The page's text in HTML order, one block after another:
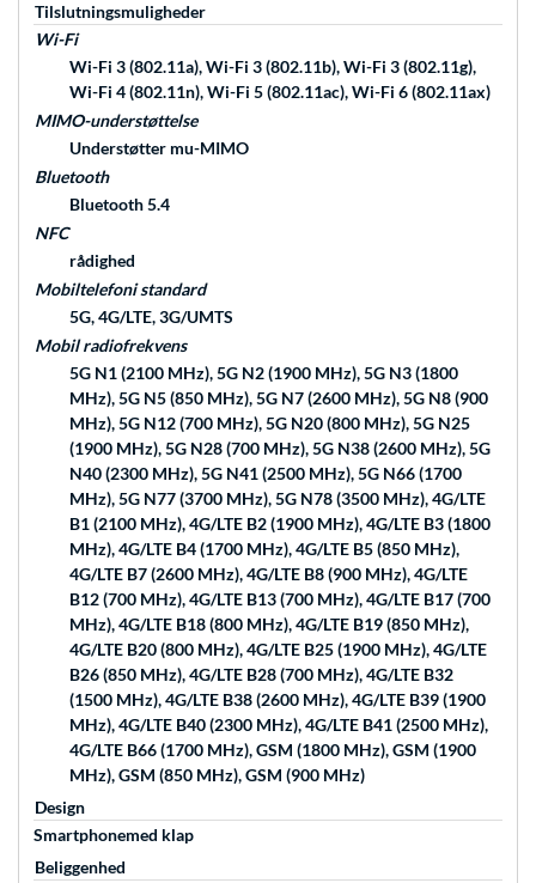
Tilslutningsmuligheder
Wi-Fi
Wi-Fi 3 (802.11a), Wi-Fi 3 (802.11b), Wi-Fi 3 (802.11g),
Wi-Fi 4 (802.11n), Wi-Fi 5 (802.11ac), Wi-Fi 6 (802.11ax)
MIMO-understøttelse
Understøtter mu-MIMO
Bluetooth
Bluetooth 5.4
NFC
rådighed
Mobiltelefoni standard
5G, 4G/LTE, 3G/UMTS
Mobil radiofrekvens
5G N1 (2100 MHz), 5G N2 (1900 MHz), 5G N3 (1800
MHz), 5G N5 (850 MHz), 5G N7 (2600 MHz), 5G N8 (900
MHz), 5G N12 (700 MHz), 5G N20 (800 MHz), 5G N25
(1900 MHz), 5G N28 (700 MHz), 5G N38 (2600 MHz), 5G
N40 (2300 MHz), 5G N41 (2500 MHz), 5G N66 (1700
MHz), 5G N77 (3700 MHz), 5G N78 (3500 MHz), 4G/LTE
B1 (2100 MHz), 4G/LTE B2 (1900 MHz), 4G/LTE B3 (1800
MHz), 4G/LTE B4 (1700 MHz), 4G/LTE B5 (850 MHz),
4G/LTE B7 (2600 MHz), 4G/LTE B8 (900 MHz), 4G/LTE
B12 (700 MHz), 4G/LTE B13 (700 MHz), 4G/LTE B17 (700
MHz), 4G/LTE B18 (800 MHz), 4G/LTE B19 (850 MHz),
4G/LTE B20 (800 MHz), 4G/LTE B25 (1900 MHz), 4G/LTE
B26 (850 MHz), 4G/LTE B28 (700 MHz), 4G/LTE B32
(1500 MHz), 4G/LTE B38 (2600 MHz), 4G/LTE B39 (1900
MHz), 4G/LTE B40 (2300 MHz), 4G/LTE B41 (2500 MHz),
4G/LTE B66 (1700 MHz), GSM (1800 MHz), GSM (1900
MHz), GSM (850 MHz), GSM (900 MHz)
Design
Smartphonemed klap
Beliggenhed